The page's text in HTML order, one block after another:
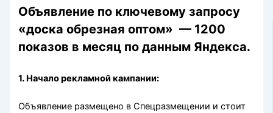
Объявление по ключевому запросу
«доска обрезная оптом» — 1200
показов в месяц по данным Яндекса.
1. Начало рекламной кампании:
Объявление размещено в Спецразмещении и стоит